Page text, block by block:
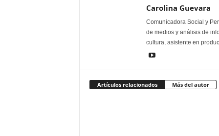
Carolina Guevara
Comunicadora Social y
de medios y análisis de
cultura, asistente en
Artículos relacionados Más del autor